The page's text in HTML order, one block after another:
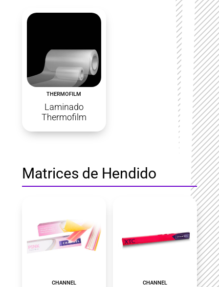
THERMOFILM
Laminado
Thermofilm
Matrices de Hendido
CHANNEL CHANNEL